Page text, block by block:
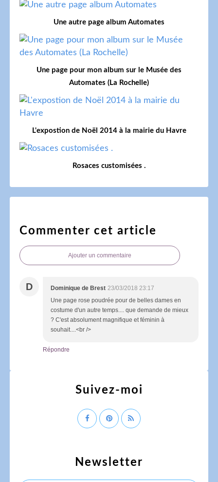
Une autre page album Automates
Une page pour mon album sur le Musée des
Automates (La Rochelle)
L'expostion de Noël 2014 à la mairie du Havre
Rosaces customisées .
Commenter cet article
Ajouter un commentaire
D Dominique de Brest 23/03/2018 23:17
Une page rose poudrée pour de belles dames en
costume d'un autre temps.... que demande de mieux
? C'est absolument magnifique et féminin à
souhait....<br />
Répondre
Newsletter
Suivez-moi